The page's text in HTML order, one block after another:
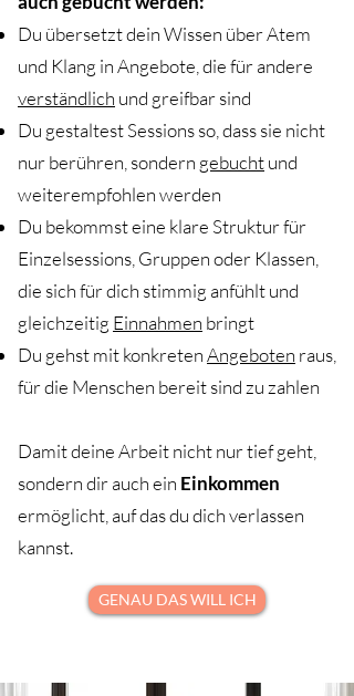
Du übersetzt dein Wissen über Atem
und Klang in Angebote, die für andere
verständlich und greifbar sind
Du gestaltest Sessions so, dass sie nicht
nur berühren, sondern gebuchtund
weiterempfohlen werden
Du bekommst eine klare Struktur für
Einzelsessions, Gruppen oder Klassen,
die sich für dich stimmig anfühlt und
gleichzeitig Einnahmen bringt
Du gehst mit konkretenAngeboten raus,
für die Menschen bereit sind zu zahlen
Damit deine Arbeit nicht nur tief geht,
sondern dir auch ein Einkommen
ermöglicht, auf das du dich verlassen
kannst.
GENAU DAS WILL ICH